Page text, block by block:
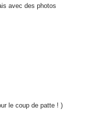
avec des photos
le coup de patte ! )